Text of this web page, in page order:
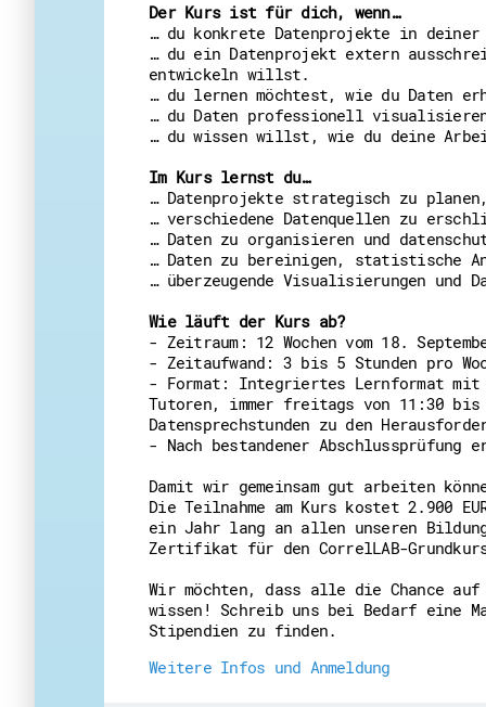
Der Kurs ist für dich, wenn…
… du konkrete Datenprojekte in
… du ein Datenprojekt extern
entwickeln willst.
… du lernen möchtest, wie du Daten
… du Daten professionell
… du wissen willst, wie du deine
Im Kurs lernst du…
… Datenprojekte strategisch zu
… verschiedene Datenquellen zu
… Daten zu organisieren und
… Daten zu bereinigen, statistische
… überzeugende Visualisierungen und
Wie läuft der Kurs ab?
- Zeitraum: 12 Wochen vom 18.
- Zeitaufwand: 3 bis 5 Stunden pro
- Format: Integriertes Lernformat
Tutoren, immer freitags von 11:30 bis
Datensprechstunden zu den
- Nach bestandener
Damit wir gemeinsam gut arbeiten
Die Teilnahme am Kurs kostet 2.900
ein Jahr lang an allen unseren
Zertifikat für den CorrelLAB-
Wir möchten, dass alle die Chance
wissen! Schreib uns bei Bedarf eine
Stipendien zu finden.
Weitere Infos und Anmeldung